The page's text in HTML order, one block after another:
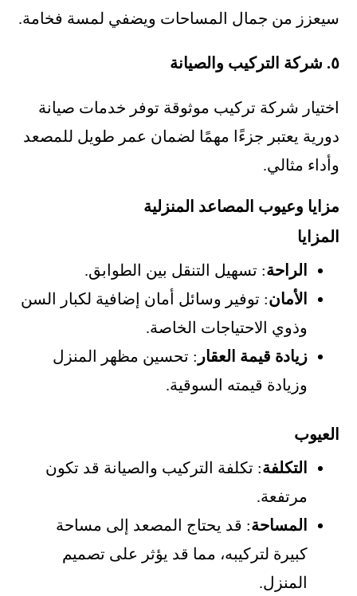
سيعزز من جمال المساحات ويضفي لمسة فخامة.
٥. شركة التركيب والصيانة
اختيار شركة تركيب موثوقة توفر خدمات صيانة
دورية يعتبر جزءًا مهمًا لضمان عمر طويل للمصعد
وأداء مثالي.
مزايا وعيوب المصاعد المنزلية
المزايا
الراحة: تسهيل التنقل بين الطوابق.
الأمان: توفير وسائل أمان إضافية لكبار السن
وذوي الاحتياجات الخاصة.
زيادة قيمة العقار : تحسين مظهر المنزل
وزيادة قيمته السوقية.
العيوب
التكلفة: تكلفة التركيب والصيانة قد تكون
مرتفعة.
المساحة: قد يحتاج المصعد إلى مساحة
كبيرة لتركيبه، مما قد يؤثر على تصميم
المنزل.